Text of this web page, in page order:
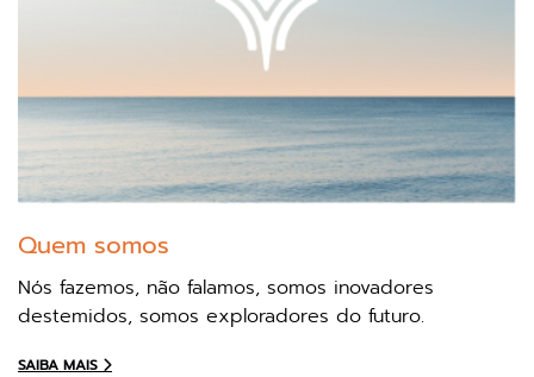
Quem somos
Nós fazemos, não falamos, somos inovadores
destemidos, somos exploradores do futuro.
SAIBA MAIS